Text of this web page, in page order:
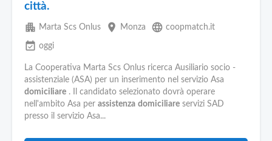
città.
apartment Marta Scs Onlus place Monza language coopmatch.it
event_available oggi
La Cooperativa Marta Scs Onlus ricerca Ausiliario socio -
assistenziale (ASA) per un inserimento nel servizio Asa
domiciliare . Il candidato selezionato dovrà operare
nell'ambito Asa per assistenza domiciliare servizi SAD
presso il servizio Asa...